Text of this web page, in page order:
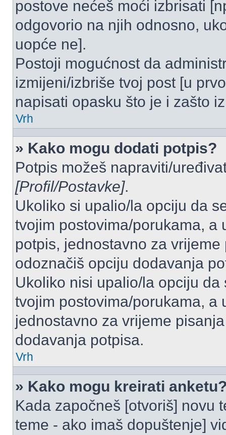
postove nećeš moći izbrisati
odgovorio na njih odnosno,
uopće ne].
Postoji mogućnost da
izmijeni/izbriše tvoj post [u
napisati opasku što je i zašto
Vrh
» Kako mogu dodati potpis?
Potpis možeš napraviti/
[Profil/Postavke].
Ukoliko si upalio/la opciju da
tvojim postovima/porukama, a
potpis, jednostavno za
odoznačiš opciju dodavanja
Ukoliko nisi upalio/la opciju
tvojim postovima/porukama, a
jednostavno za vrijeme
dodavanja potpisa.
Vrh
» Kako mogu kreirati
Kada započneš [otvoriš] novu
teme - ako imaš dopuštenje]